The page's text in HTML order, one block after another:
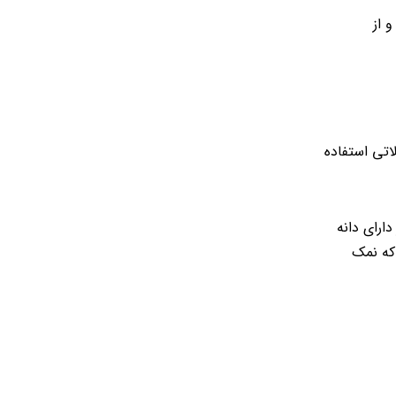
از
نمک شیلاتی استفاده
دانه
نمک